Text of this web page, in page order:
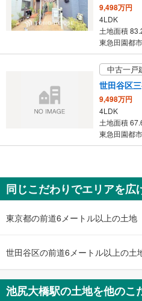
9,498万円
4LDK
土地面積
東急田園都
中古一戸
世田谷区
9,498万円
4LDK
土地面積
東急田園都
世田谷区
9,498万円
4LDK＋カー
土地面積
東急田園都
同じこだわりでエリアを広
東京都の前道6メートル以上の土地
世田谷区の前道6メートル以上の土
池尻大橋駅の土地を他のこ